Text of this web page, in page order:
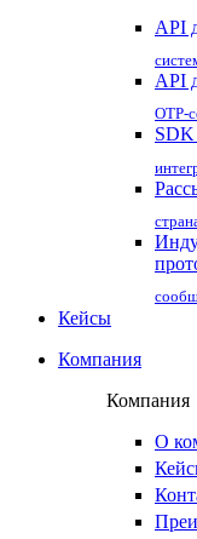
API
API
OTP-
Кейсы
Компания
Компания
О